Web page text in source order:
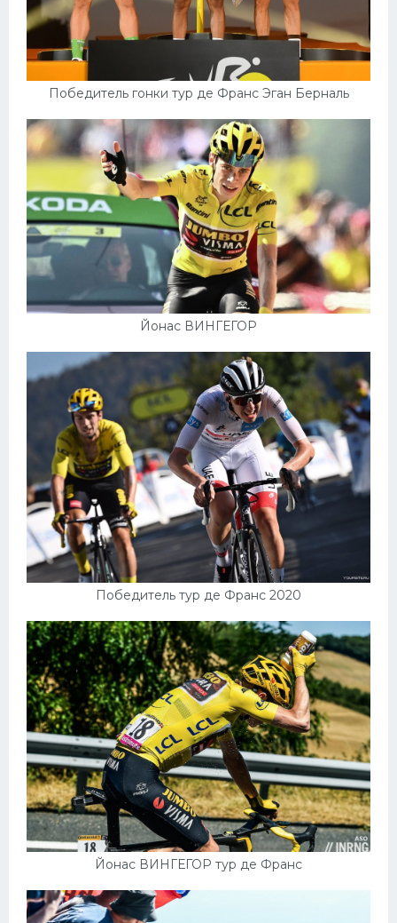
Победитель гонки тур де Франс Эган Берналь
Йонас ВИНГЕГОР
Победитель тур де Франс 2020
Йонас ВИНГЕГОР тур де Франс